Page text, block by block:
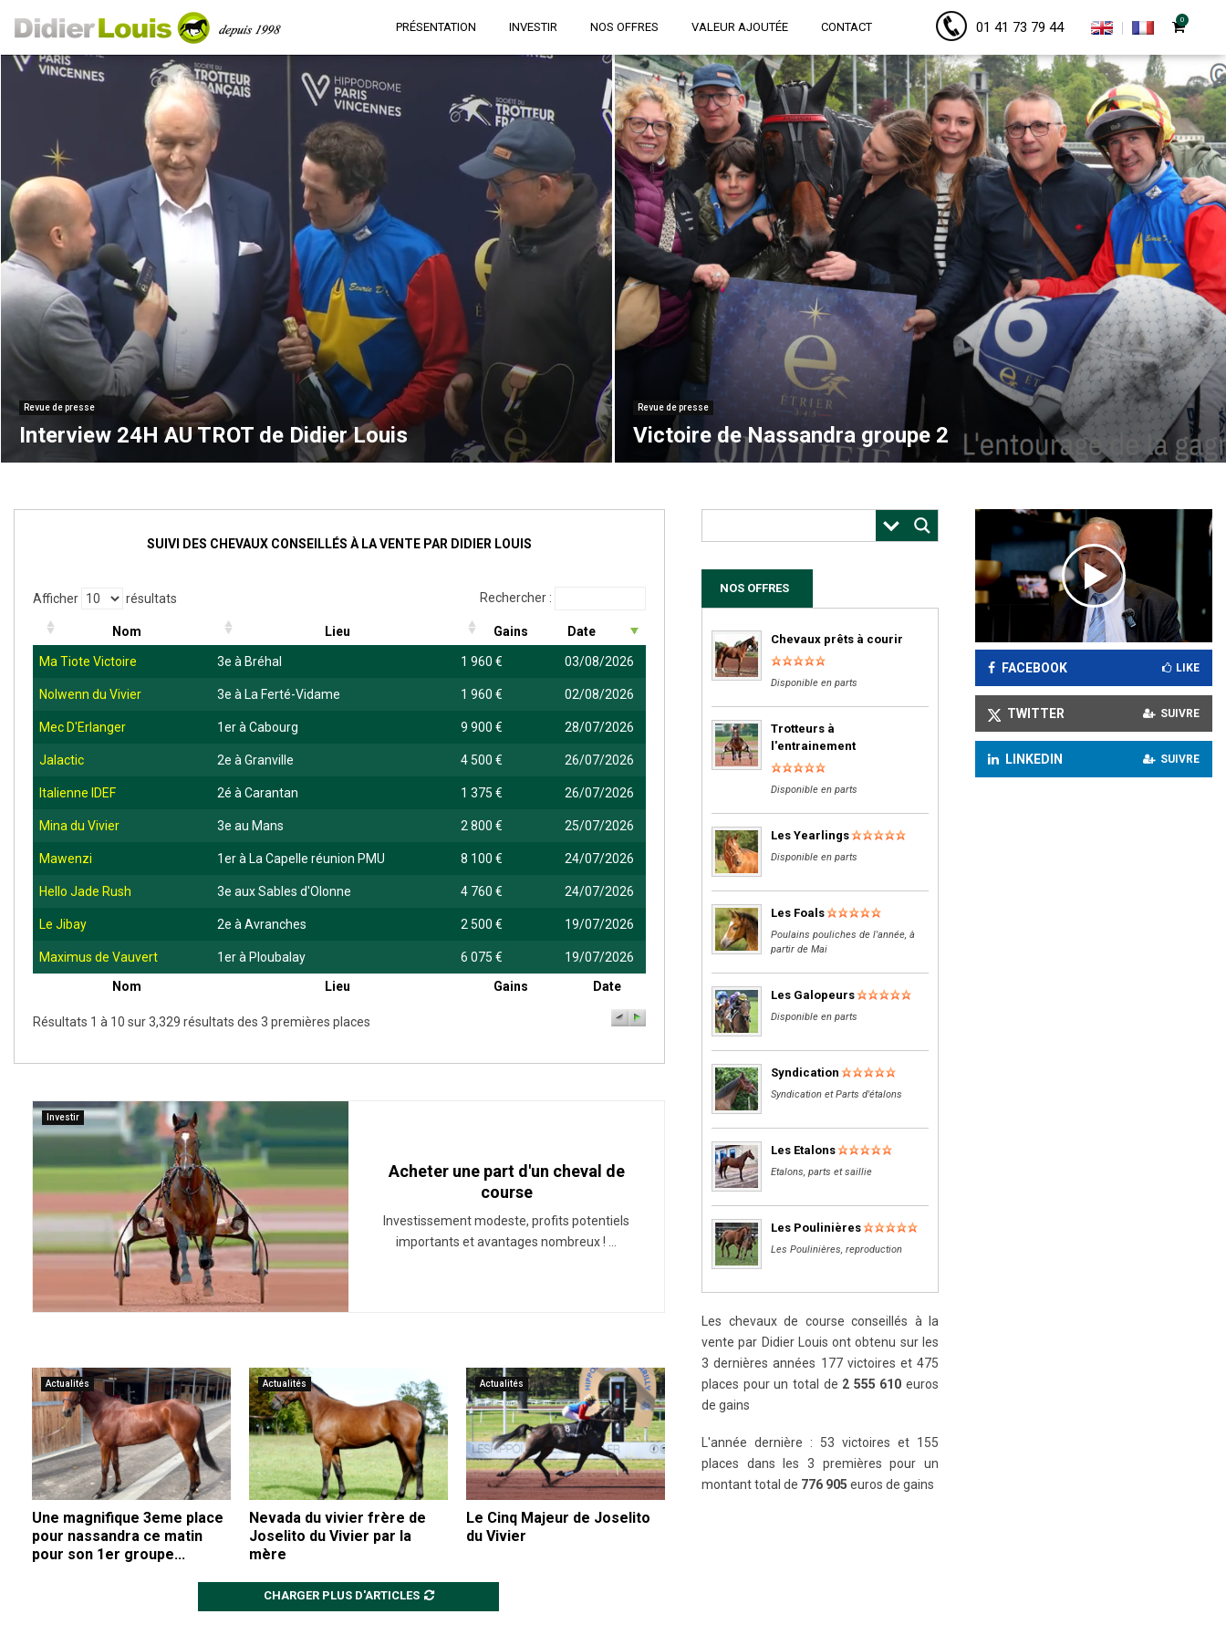
PRÉSENTATION INVESTIR NOS OFFRES VALEUR AJOUTÉE CONTACT 01 41 73 79 44 0
Revue de presse
Interview 24H AU TROT de Didier Louis
Revue de presse
Victoire de Nassandra groupe 2
SUIVI DES CHEVAUX CONSEILLÉS À LA VENTE PAR DIDIER LOUIS
Afficher résultats Rechercher :
Nom Lieu Gains Date
Ma Tiote Victoire 3e à Bréhal 1 960 € 03/08/2026
Nolwenn du Vivier 3e à La Ferté-Vidame 1 960 € 02/08/2026
Mec D'Erlanger 1er à Cabourg 9 900 € 28/07/2026
Jalactic 2e à Granville 4 500 € 26/07/2026
Italienne IDEF 2é à Carantan 1 375 € 26/07/2026
Mina du Vivier 3e au Mans 2 800 € 25/07/2026
Mawenzi 1er à La Capelle réunion PMU 8 100 € 24/07/2026
Hello Jade Rush 3e aux Sables d'Olonne 4 760 € 24/07/2026
Le Jibay 2e à Avranches 2 500 € 19/07/2026
Maximus de Vauvert 1er à Ploubalay 6 075 €
19/07/2026
Nom
Lieu Gains Date
Résultats 1 à 10 sur 3,329 résultats des 3 premières places
Investir
Acheter une part d'un cheval de
course
Investissement modeste, profits potentiels
importants et avantages nombreux ! ...
Actualités
Une magnifique 3eme place
pour nassandra ce matin
pour son 1er groupe...
Actualités
Nevada du vivier frère de
Joselito du Vivier par la
mère
Actualités
Le Cinq Majeur de Joselito
du Vivier
CHARGER PLUS D'ARTICLES
NOS OFFRES
Chevaux prêts à courir
Disponible en parts
Trotteurs à
l'entrainement
Disponible en parts
Les Yearlings
Disponible en parts
Les Foals
Poulains pouliches de l'année, à
partir de Mai
Les Galopeurs
Disponible en parts
Syndication
Syndication et Parts d'étalons
Les Etalons
Etalons, parts et saillie
Les Poulinières
Les Poulinières, reproduction
Les chevaux de course conseillés à la
vente par Didier Louis ont obtenu sur les
3 dernières années 177 victoires et 475
places pour un total de 2 555 610 euros
de gains
L'année dernière : 53 victoires et 155
places dans les 3 premières pour un
montant total de 776 905 euros de gains
FACEBOOK LIKE
TWITTER SUIVRE
LINKEDIN SUIVRE